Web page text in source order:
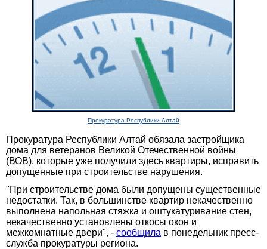
Прокуратура Республики Алтай
Прокуратура Республики Алтай обязала застройщика
дома для ветеранов Великой Отечественной войны
(ВОВ), которые уже получили здесь квартиры, исправить
допущенные при строительстве нарушения.
"При строительстве дома были допущены существенные
недостатки. Так, в большинстве квартир некачественно
выполнена напольная стяжка и оштукатуривание стен,
некачественно установлены откосы окон и
межкомнатные двери", - сообщила в понедельник пресс-
служба прокуратуры региона.